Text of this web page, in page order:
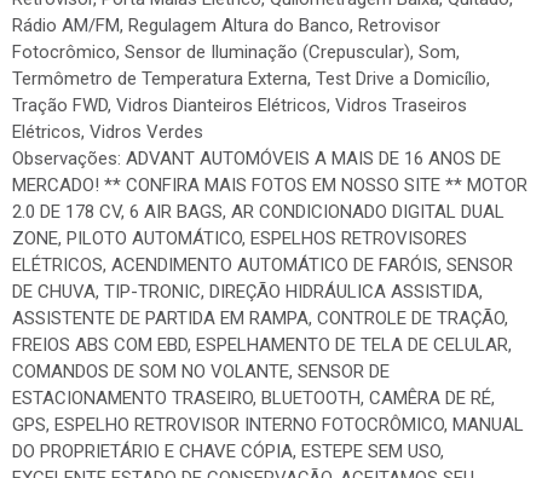
Rádio AM/FM, Regulagem Altura do Banco, Retrovisor
Fotocrômico, Sensor de Iluminação (Crepuscular), Som,
Termômetro de Temperatura Externa, Test Drive a Domicílio,
Tração FWD, Vidros Dianteiros Elétricos, Vidros Traseiros
Elétricos, Vidros Verdes
Observações: ADVANT AUTOMÓVEIS A MAIS DE 16 ANOS DE
MERCADO! ** CONFIRA MAIS FOTOS EM NOSSO SITE ** MOTOR
2.0 DE 178 CV, 6 AIR BAGS, AR CONDICIONADO DIGITAL DUAL
ZONE, PILOTO AUTOMÁTICO, ESPELHOS RETROVISORES
ELÉTRICOS, ACENDIMENTO AUTOMÁTICO DE FARÓIS, SENSOR
DE CHUVA, TIP-TRONIC, DIREÇÃO HIDRÁULICA ASSISTIDA,
ASSISTENTE DE PARTIDA EM RAMPA, CONTROLE DE TRAÇÃO,
FREIOS ABS COM EBD, ESPELHAMENTO DE TELA DE CELULAR,
COMANDOS DE SOM NO VOLANTE, SENSOR DE
ESTACIONAMENTO TRASEIRO, BLUETOOTH, CAMÊRA DE RÉ,
GPS, ESPELHO RETROVISOR INTERNO FOTOCRÔMICO, MANUAL
DO PROPRIETÁRIO E CHAVE CÓPIA, ESTEPE SEM USO,